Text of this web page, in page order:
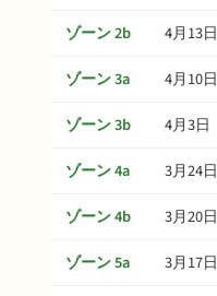
ゾーン 2b
4月13日
ゾーン 3a
4月10日
ゾーン 3b
4月3日
ゾーン 4a
3月24日
ゾーン 4b
3月20日
ゾーン 5a
3月17日